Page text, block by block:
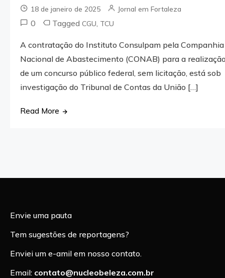
18 de janeiro de 2025 Jornal em Fortaleza
0 TaggedCGU TCU
A contratação do Instituto Consulpam pela Companhia
Nacional de Abastecimento (CONAB) para a realização
de um concurso público federal, sem licitação, está sob
investigação do Tribunal de Contas da União […]
Read More
Envie uma pauta
Tem sugestões de reportagens?
Enviei um e-amil em nosso contato.
Email: contato@nucleobeleza.com.br